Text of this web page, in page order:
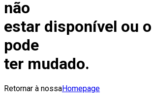
não
estar disponível ou o
pode
ter mudado.
Retornar à nossaHomepage